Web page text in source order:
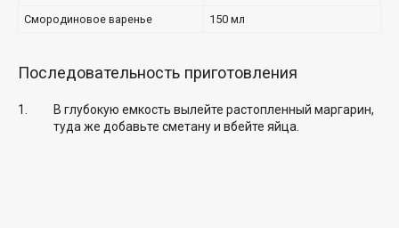
Смородиновое варенье
150 мл
Последовательность приготовления
В глубокую емкость вылейте растопленный маргарин,
туда же добавьте сметану и вбейте яйца.